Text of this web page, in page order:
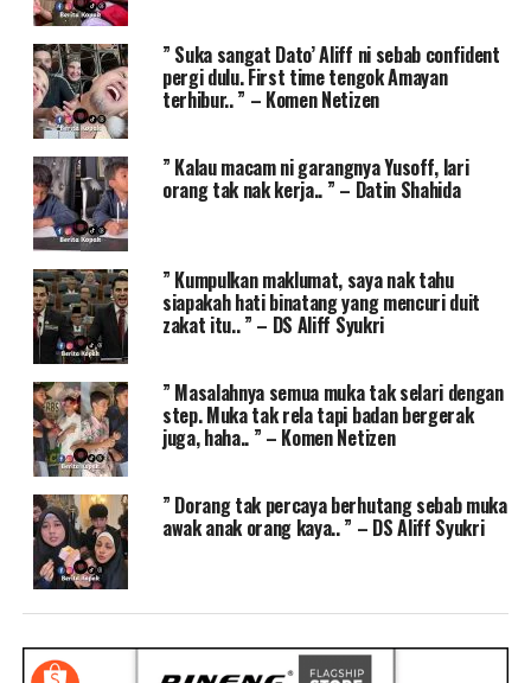
” Suka sangat Dato’ Aliff ni sebab confident
pergi dulu. First time tengok Amayan
terhibur.. ” – Komen Netizen
” Kalau macam ni garangnya Yusoff, lari
orang tak nak kerja.. ” – Datin Shahida
” Kumpulkan maklumat, saya nak tahu
siapakah hati binatang yang mencuri duit
zakat itu.. ” – DS Aliff Syukri
” Masalahnya semua muka tak selari dengan
step. Muka tak rela tapi badan bergerak
juga, haha.. ” – Komen Netizen
” Dorang tak percaya berhutang sebab muka
awak anak orang kaya.. ” – DS Aliff Syukri